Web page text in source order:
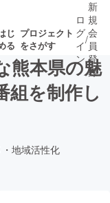
じ
る
プロジェクト
をさがす
が近いプ
ロ
グ
イ
ン
/
新
規
会
員
登
録
熊本県の魅
組を制作し
地域活性化